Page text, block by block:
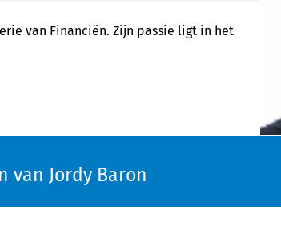
van Financiën. Zijn passie ligt in het
van Jordy Baron